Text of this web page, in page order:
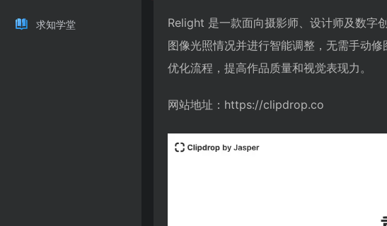
求知学堂
Relight 是一款面向摄影师、设计师及数字
图像光照情况并进行智能调整，无需手动
优化流程，提高作品质量和视觉表现力。
网站地址：https://clipdrop.co